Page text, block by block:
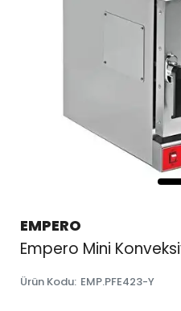
EMPERO
Empero Mini
Ürün Kodu: EMP.PFE423-Y